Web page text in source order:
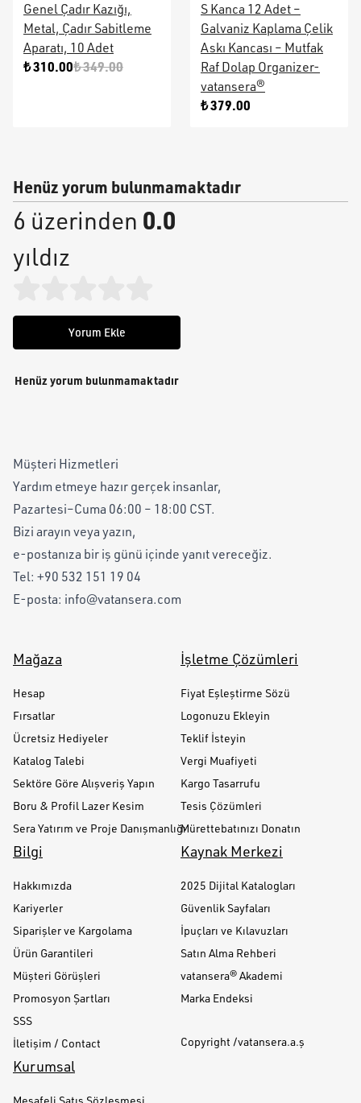
Genel Çadır Kazığı,
Metal, Çadır Sabitleme
Aparatı, 10 Adet
₺ 310.00₺ 349.00
S Kanca 12 Adet –
Galvaniz Kaplama Çelik
Askı Kancası – Mutfak
Raf Dolap Organizer-
vatansera®
₺ 379.00
Henüz yorum bulunmamaktadır
6 üzerinden 0.0
yıldız
Yorum Ekle
Henüz yorum bulunmamaktadır
Müşteri Hizmetleri
Yardım etmeye hazır gerçek insanlar,
Pazartesi–Cuma 06:00 – 18:00 CST.
Bizi arayın veya yazın,
e-postanıza bir iş günü içinde yanıt vereceğiz.
Tel: +90 532 151 19 04
E-posta: info@vatansera.com
Mağaza
Hesap
Fırsatlar
Ücretsiz Hediyeler
Katalog Talebi
Sektöre Göre Alışveriş Yapın
Boru & Profil Lazer Kesim
Sera Yatırım ve Proje Danışmanlığı
İşletme Çözümleri
Fiyat Eşleştirme Sözü
Logonuzu Ekleyin
Teklif İsteyin
Vergi Muafiyeti
Kargo Tasarrufu
Tesis Çözümleri
Mürettebatınızı Donatın
Bilgi
Hakkımızda
Kariyerler
Siparişler ve Kargolama
Ürün Garantileri
Müşteri Görüşleri
Promosyon Şartları
SSS
İletişim / Contact
Kaynak Merkezi
2025 Dijital Katalogları
Güvenlik Sayfaları
İpuçları ve Kılavuzları
Satın Alma Rehberi
vatansera® Akademi
Marka Endeksi
Copyright /vatansera.a.ş
Kurumsal
Mesafeli Satış Sözleşmesi